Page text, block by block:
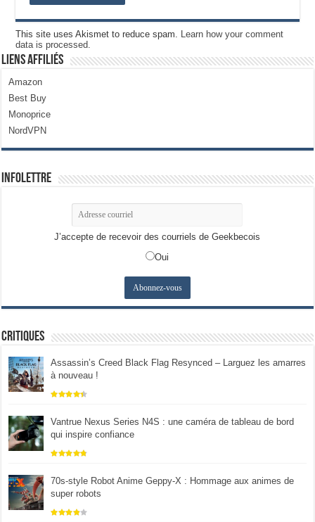
This site uses Akismet to reduce spam.
Learn how your comment
data is processed.
Liens Affiliés
Amazon
Best Buy
Monoprice
NordVPN
Infolettre
J’accepte de recevoir des courriels de Geekbecois
Oui
Critiques
Assassin’s Creed Black Flag Resynced – Larguez les amarres
à nouveau !
Vantrue Nexus Series N4S : une caméra de tableau de bord
qui inspire confiance
70s-style Robot Anime Geppy-X : Hommage aux animes de
super robots